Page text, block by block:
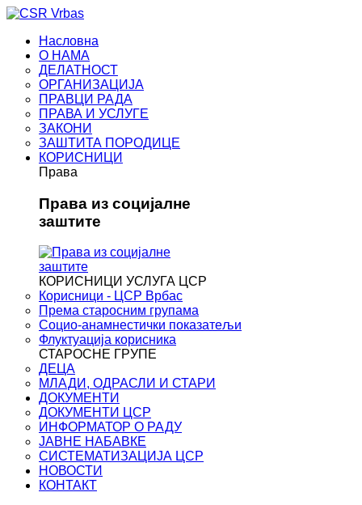
Насловна
О НАМА
ДЕЛАТНОСТ
ОРГАНИЗАЦИЈА
ПРАВЦИ РАДА
ПРАВА И УСЛУГЕ
ЗАКОНИ
ЗАШТИТА ПОРОДИЦЕ
КОРИСНИЦИ
Права
Права из социјалне
заштите
КОРИСНИЦИ УСЛУГА ЦСР
Корисници - ЦСР Врбас
Према старосним групама
Социо-анамнестички показатељи
Флуктуација корисника
СТАРОСНЕ ГРУПЕ
ДЕЦА
МЛАДИ, ОДРАСЛИ И СТАРИ
ДОКУМЕНТИ
ДОКУМЕНТИ ЦСР
ИНФОРМАТОР О РАДУ
ЈАВНЕ НАБАВКЕ
СИСТЕМАТИЗАЦИЈА ЦСР
НОВОСТИ
КОНТАКТ